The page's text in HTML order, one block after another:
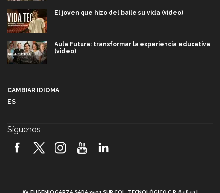
El joven que hizo del baile su vida (video)
Aula Futura: transformar la experiencia educativa
(video)
2026! (video)
CAMBIAR IDIOMA
ES
Síguenos
AV. EUGENIO GARZA SADA 2501 SUR COL. TECNOLÓGICO C.P. 64849 |